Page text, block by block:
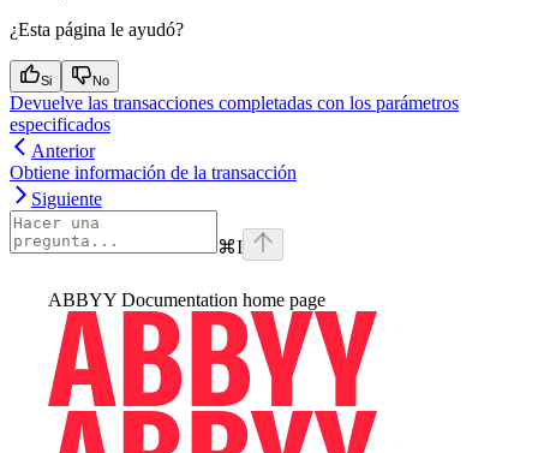
¿Esta página le ayudó?
Si No
Devuelve las transacciones completadas con los parámetros
especificados
Anterior
Obtiene información de la transacción
Siguiente
⌘I
ABBYY Documentation home page